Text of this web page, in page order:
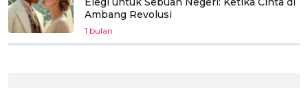
Ambang Revolusi
1 bulan